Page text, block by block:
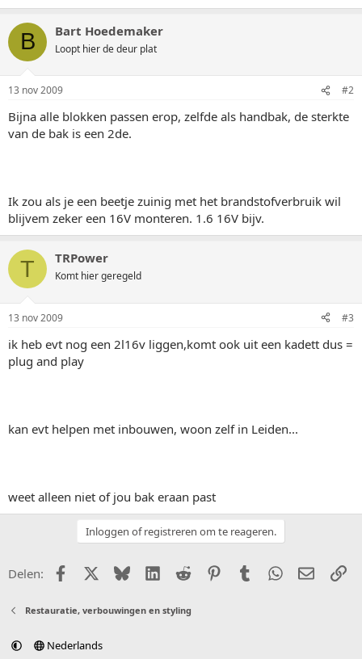
B Bart Hoedemaker
Loopt hier de deur plat
13 nov 2009 #2
Bijna alle blokken passen erop, zelfde als handbak, de sterkte
van de bak is een 2de.
Ik zou als je een beetje zuinig met het brandstofverbruik wil
blijvem zeker een 16V monteren. 1.6 16V bijv.
T TRPower
Komt hier geregeld
13 nov 2009 #3
ik heb evt nog een 2l16v liggen,komt ook uit een kadett dus =
plug and play
kan evt helpen met inbouwen, woon zelf in Leiden...
weet alleen niet of jou bak eraan past
Inloggen of registreren om te reageren.
Delen: FacebookX (Twitter)
BlueskyLinkedIn
Reddit PinterestTumblr WhatsApp
E-mail
Restauratie, verbouwingen en styling
Nederlands